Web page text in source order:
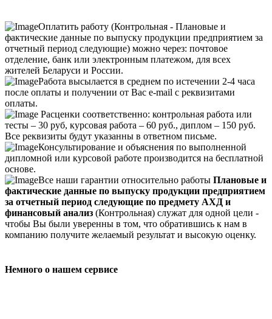
Оплатить работу (Контрольная - Плановые и
фактические данные по выпуску продукции предприятием за
отчетный период следующие) можно через: почтовое
отделение, банк или электронным платежом, для всех
жителей Беларуси и России.
Работа высылается в среднем по истечении 2-4 часа
после оплаты и получении от Вас e-mail с реквизитами
оплаты.
Расценки соответственно: контрольная работа или
тесты – 30 руб, курсовая работа – 60 руб., диплом – 150 руб.
Все реквизиты будут указанны в ответном письме.
Консультирование и объяснения по выполненной
дипломной или курсовой работе производится на бесплатной
основе.
Все наши гарантии относительно работы Плановые и
фактические данные по выпуску продукции предприятием
за отчетный период следующие по предмету АХД и
финансовый анализ (Контрольная) служат для одной цели -
чтобы Вы были уверенны в том, что обратившись к нам в
компанию получите желаемый результат и высокую оценку.
Немного о нашем сервисе